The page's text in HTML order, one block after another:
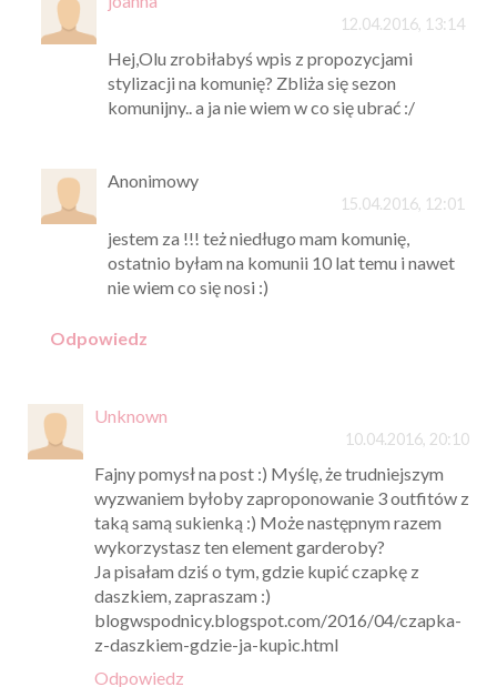
12.04.2016, 13:14
Hej,Olu zrobiłabyś wpis z propozycjami
stylizacji na komunię? Zbliża się sezon
komunijny.. a ja nie wiem w co się ubrać :/
Anonimowy
15.04.2016, 12:01
jestem za !!! też niedługo mam komunię,
ostatnio byłam na komunii 10 lat temu i nawet
nie wiem co się nosi :)
Odpowiedz
Unknown
10.04.2016, 20:10
Fajny pomysł na post :) Myślę, że trudniejszym
wyzwaniem byłoby zaproponowanie 3 outfitów z
taką samą sukienką :) Może następnym razem
wykorzystasz ten element garderoby?
Ja pisałam dziś o tym, gdzie kupić czapkę z
daszkiem, zapraszam :)
blogwspodnicy.blogspot.com/2016/04/czapka-
z-daszkiem-gdzie-ja-kupic.html
Odpowiedz